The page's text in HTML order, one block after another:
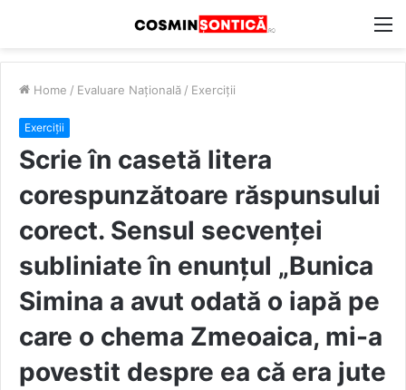
Home / Evaluare Națională / Exerciții
Exerciții
Scrie în casetă litera
corespunzătoare răspunsului
corect. Sensul secvenței
subliniate în enunțul „Bunica
Simina a avut odată o iapă pe
care o chema Zmeoaica, mi-a
povestit despre ea că era jute